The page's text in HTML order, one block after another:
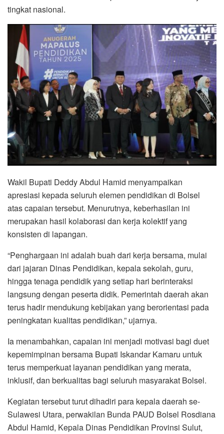
tingkat nasional.
Wakil Bupati Deddy Abdul Hamid menyampaikan
apresiasi kepada seluruh elemen pendidikan di Bolsel
atas capaian tersebut. Menurutnya, keberhasilan ini
merupakan hasil kolaborasi dan kerja kolektif yang
konsisten di lapangan.
“Penghargaan ini adalah buah dari kerja bersama, mulai
dari jajaran Dinas Pendidikan, kepala sekolah, guru,
hingga tenaga pendidik yang setiap hari berinteraksi
langsung dengan peserta didik. Pemerintah daerah akan
terus hadir mendukung kebijakan yang berorientasi pada
peningkatan kualitas pendidikan,” ujarnya.
Ia menambahkan, capaian ini menjadi motivasi bagi duet
kepemimpinan bersama Bupati Iskandar Kamaru untuk
terus memperkuat layanan pendidikan yang merata,
inklusif, dan berkualitas bagi seluruh masyarakat Bolsel.
Kegiatan tersebut turut dihadiri para kepala daerah se-
Sulawesi Utara, perwakilan Bunda PAUD Bolsel Rosdiana
Abdul Hamid, Kepala Dinas Pendidikan Provinsi Sulut,